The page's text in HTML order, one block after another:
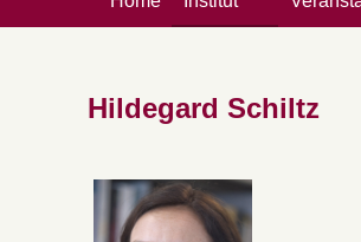
Hildegard Schiltz